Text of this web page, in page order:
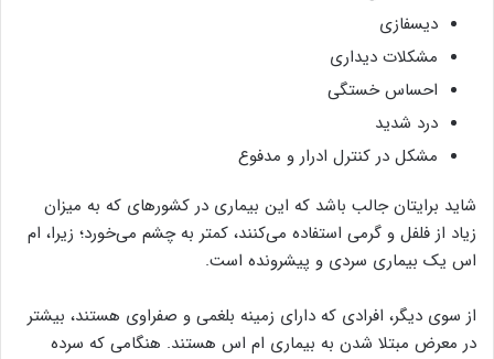
دیسفازی
مشکلات دیداری
احساس خستگی
درد شدید
مشکل در کنترل ادرار و مدفوع
شاید برایتان جالب باشد که این بیماری در کشورهای که به میزان
زیاد از فلفل و گرمی استفاده می‌کنند، کمتر به چشم می‌خورد؛ زیرا، ام
اس یک بیماری سردی و پیشرونده است.
از سوی دیگر، افرادی که دارای زمینه بلغمی و صفراوی هستند، بیشتر
در معرض مبتلا شدن به بیماری ام اس هستند. هنگامی که سرده